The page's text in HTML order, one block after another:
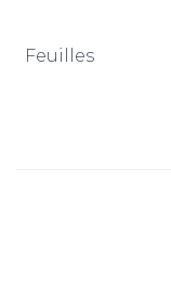
Feuilles